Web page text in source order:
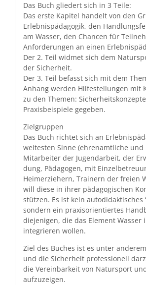
Das Buch gliedert sich in 3 Teile:
Das erste Kapi­tel han­delt von den
Erleb­nis­päd­a­gogik, den
am Wass­er, den Chan­cen für
Anforderun­gen an einen
Der 2. Teil wid­met sich dem
der Sicherheit.
Der 3. Teil befasst sich mit dem
Anhang wer­den Hil­festel­lun­gen mit
zu den The­men:
Prax­is­beispiele gegeben.
Ziel­grup­pen
Das Buch richtet sich an
weitesten Sinne (ehre­namtliche
Mitar­beit­er der Jugen­dar­beit, der
dung, Päd­a­gogen, mit
Heimerziehern, Train­ern der freien
will diese in ihrer päd­a­gogis­chen
stützen. Es ist kein auto­di­dak­tis­ches
son­dern ein prax­isori­en­tiertes
diejeni­gen, die das Ele­ment Wass­er
inte­gri­eren wollen.
Ziel des Buch­es ist es unter
und die Sicher­heit pro­fes­sionell
die Vere­in­barkeit von Natur­sport
aufzuzeigen.